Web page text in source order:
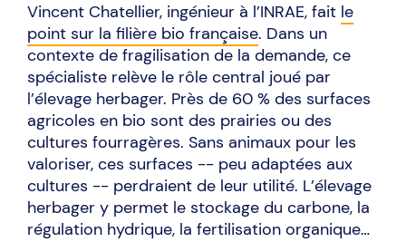
Vincent Chatellier, ingénieur à l’INRAE, fait le
point sur la filière bio française. Dans un
contexte de fragilisation de la demande, ce
spécialiste relève le rôle central joué par
l’élevage herbager. Près de 60 % des surfaces
agricoles en bio sont des prairies ou des
cultures fourragères. Sans animaux pour les
valoriser, ces surfaces -- peu adaptées aux
cultures -- perdraient de leur utilité. L’élevage
herbager y permet le stockage du carbone, la
régulation hydrique, la fertilisation organique…